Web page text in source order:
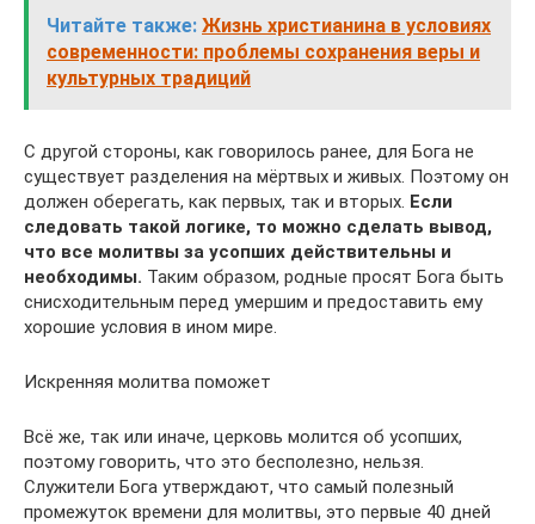
Читайте также: Жизнь христианина в условиях
современности: проблемы сохранения веры и
культурных традиций
С другой стороны, как говорилось ранее, для Бога не
существует разделения на мёртвых и живых. Поэтому он
должен оберегать, как первых, так и вторых. Если
следовать такой логике, то можно сделать вывод,
что все молитвы за усопших действительны и
необходимы. Таким образом, родные просят Бога быть
снисходительным перед умершим и предоставить ему
хорошие условия в ином мире.
Искренняя молитва поможет
Всё же, так или иначе, церковь молится об усопших,
поэтому говорить, что это бесполезно, нельзя.
Служители Бога утверждают, что самый полезный
промежуток времени для молитвы, это первые 40 дней